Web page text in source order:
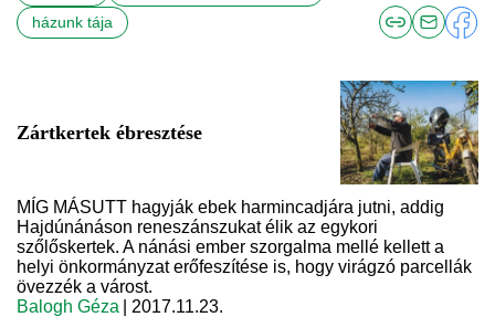
házunk tája
Zártkertek ébresztése
MÍG MÁSUTT hagyják ebek harmincadjára jutni, addig
Hajdúnánáson reneszánszukat élik az egykori
szőlőskertek. A nánási ember szorgalma mellé kellett a
helyi önkormányzat erőfeszítése is, hogy virágzó parcellák
övezzék a várost.
Balogh Géza
| 2017.11.23.